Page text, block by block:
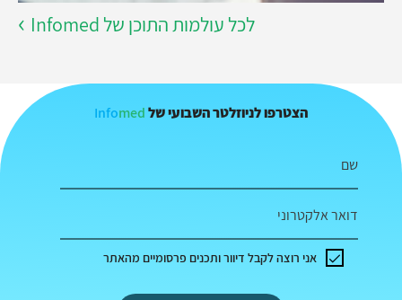
לכל עולמות התוכן של Infomed
הצטרפו לניוזלטר השבועי של Infomed
שם
דואר אלקטרוני
אני רוצה לקבל דיוור ותכנים פרסומיים מהאתר